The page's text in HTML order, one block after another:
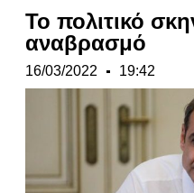
Το πολιτικό
αναβρασμό
16/03/2022 19:42